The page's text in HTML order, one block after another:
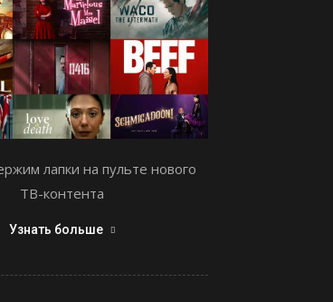
лапки на пульте нового
ТВ-контента
Узнать больше